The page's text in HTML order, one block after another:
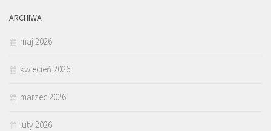
ARCHIWA
maj 2026
kwiecień 2026
marzec 2026
luty 2026